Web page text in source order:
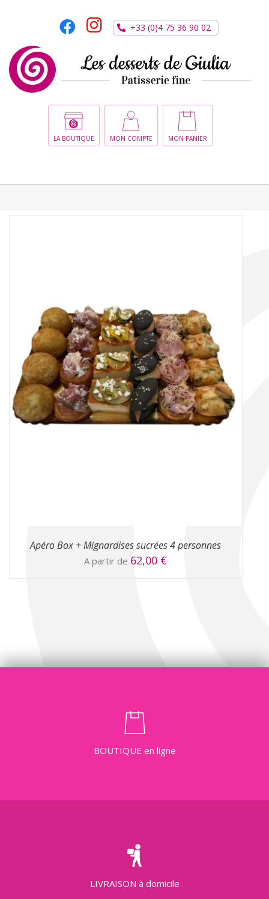
+33 (0)4 75 36 90 02
LA BOUTIQUE MON COMPTE MON PANIER
CHOIX DES OPTIONS / DÉTAILS
Apéro Box + Mignardises sucrées 4 personnes
A partir de 62,00 €
BOUTIQUE en ligne
LIVRAISON à domicile